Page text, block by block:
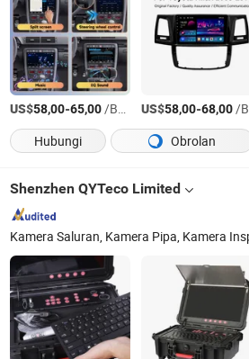
US$58,00-65,00/Bagian US$58,00-68,00/Bagian
Hubungi
Obrolan
Shenzhen QYTeco Limited